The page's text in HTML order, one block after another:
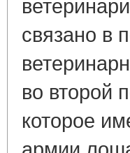
связано в
во второй
которое